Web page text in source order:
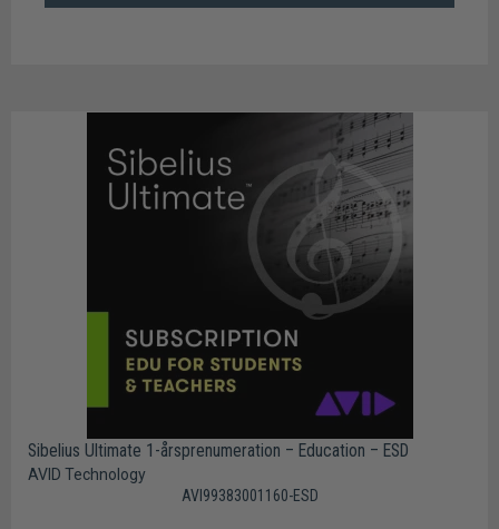
Sibelius Ultimate 1-årsprenumeration – Education – ESD
AVID Technology
AVI99383001160-ESD